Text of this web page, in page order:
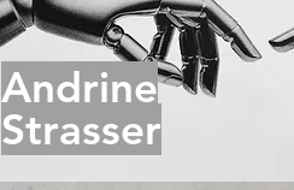
Andrine
Strasser